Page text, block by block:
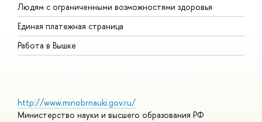
Людям с ограниченными возможностями здоровья
Единая платежная страница
Работа в Вышке
http://www.minobrnauki.gov.ru/
Министерство науки и высшего образования РФ